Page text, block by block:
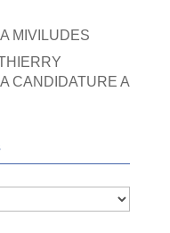
MIVILUDES
CANDIDATURE A